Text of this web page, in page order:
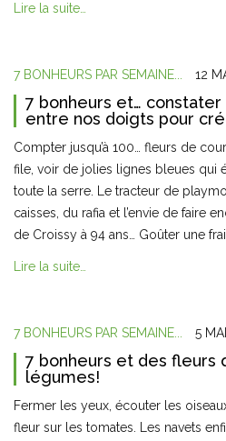
Lire la suite…
7 BONHEURS PAR SEMAINE... 12
7 bonheurs et…
entre nos doigts pour
Compter jusqu’à 100… fleurs de
file, voir de jolies lignes bleues qui
toute la serre. Le tracteur de
caisses, du rafia et l’envie de faire
de Croissy à 94 ans… Goûter une
Lire la suite…
7 BONHEURS PAR SEMAINE... 5
7 bonheurs et des fleurs
légumes!
Fermer les yeux, écouter les
fleur sur les tomates. Les navets